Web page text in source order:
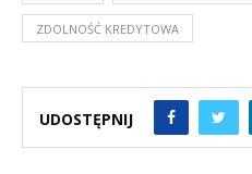
ZDOLNOŚĆ KREDYTOWA
UDOSTĘPNIJ